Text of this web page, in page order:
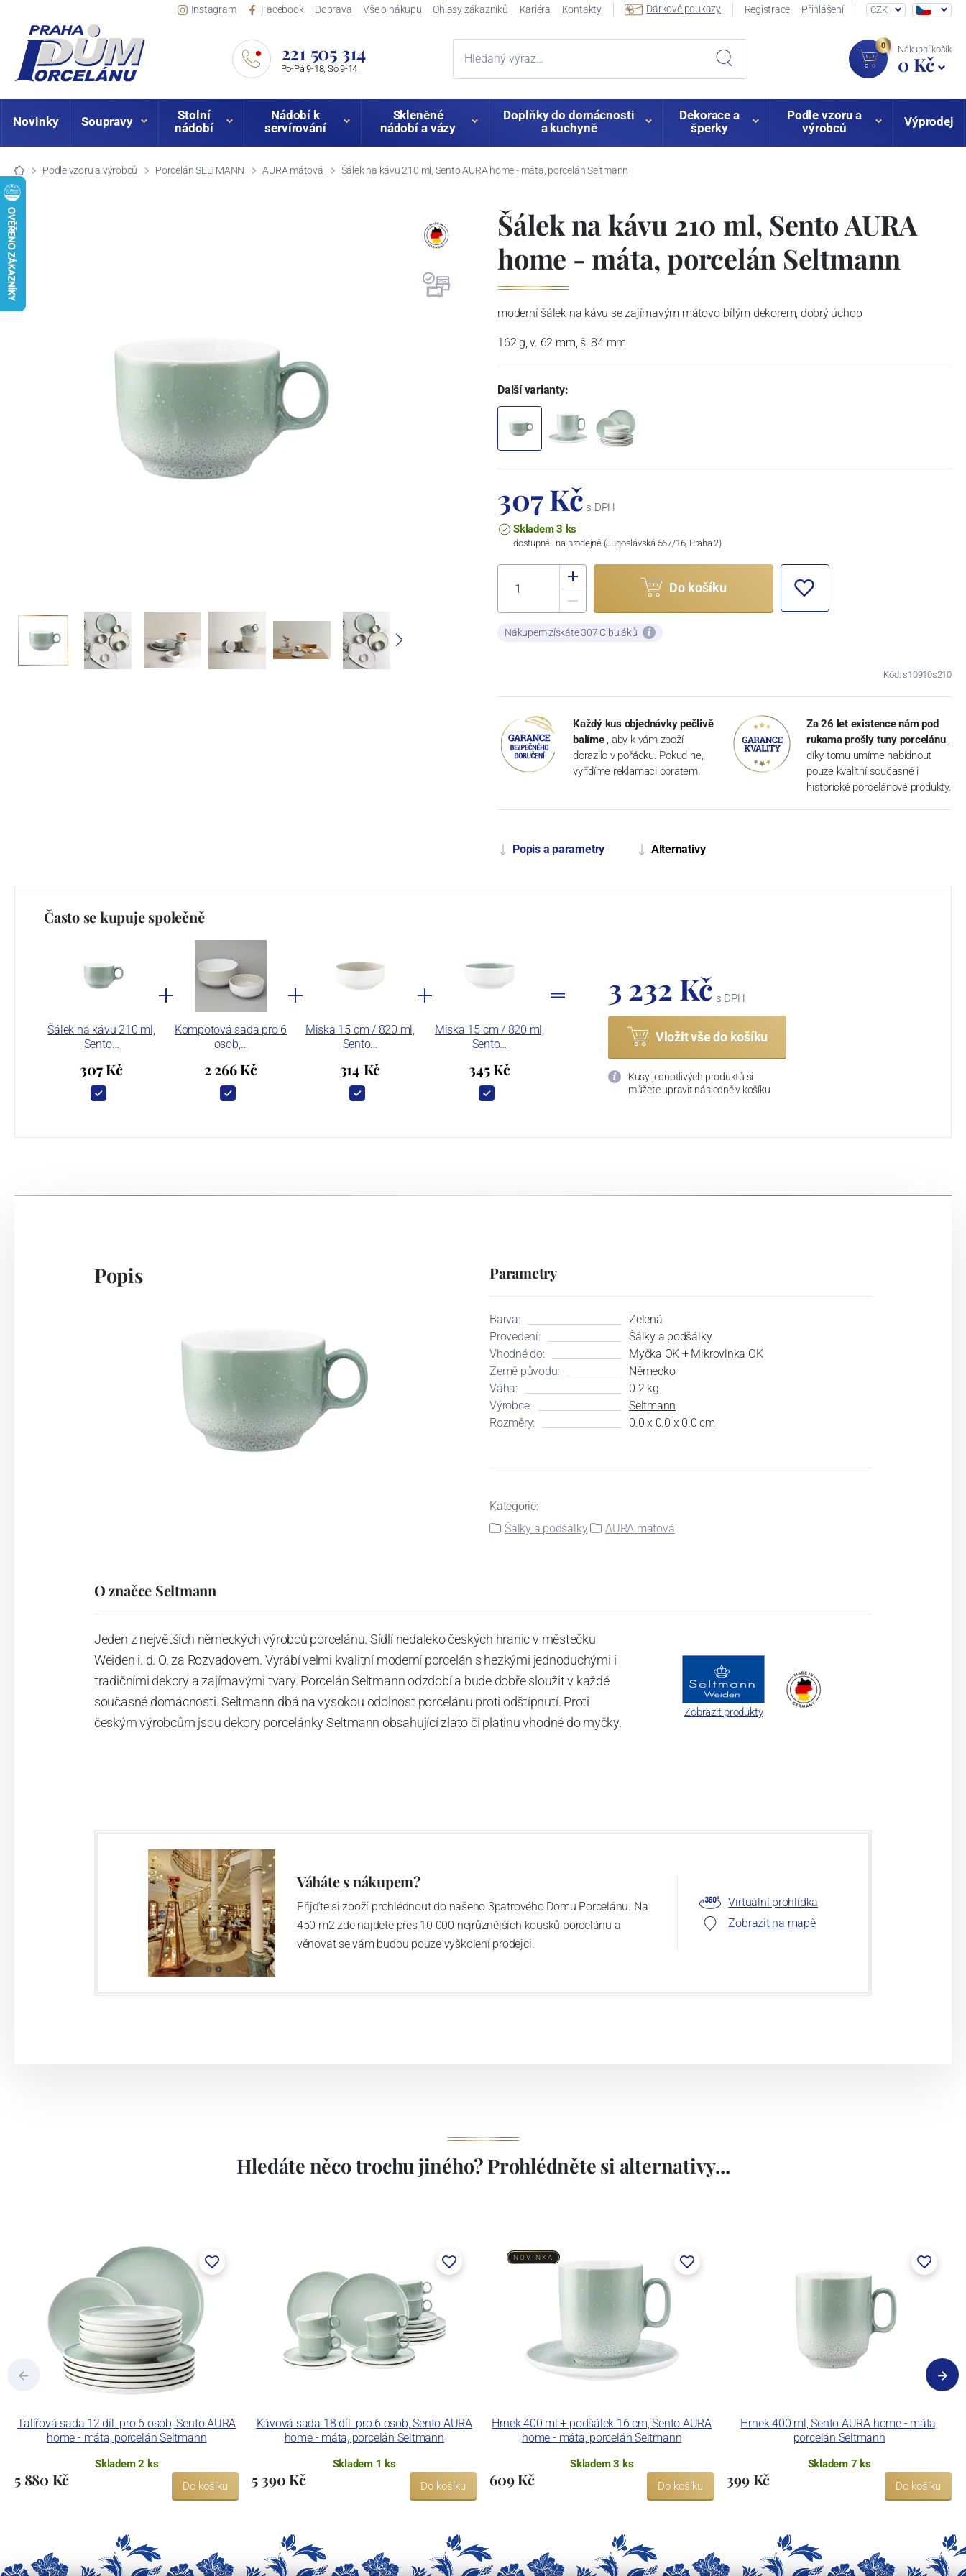
Instagram Facebook Doprava Vše o nákupu Ohlasy zákazníků Kariéra Kontakty Dárkové poukazy Registrace Přihlášení CZK
221 505 314
Po-Pá 9-18, So 9-14
0 Nákupní košík
0 Kč
Novinky Soupravy
Stolní
nádobí
Nádobí k
servírování
Skleněné
nádobí a vázy
Doplňky do domácnosti
a kuchyně
Dekorace a
šperky
Podle vzoru a
výrobců
Výprodej
Podle vzoru a výrobců Porcelán SELTMANN AURA mátová Šálek na kávu 210 ml, Sento AURA home - máta, porcelán Seltmann
Šálek na kávu 210 ml, Sento AURA
home - máta, porcelán Seltmann
moderní šálek na kávu se zajímavým mátovo-bílým dekorem, dobrý úchop
162 g, v. 62 mm, š. 84 mm
Další varianty:
307 Kč s DPH
Skladem 3 ks
dostupné i na prodejně (Jugoslávská 567/16, Praha 2)
Do košíku
Nákupem získáte 307 Cibuláků
Kód: s10910s210
Každý kus objednávky pečlivě
balíme , aby k vám zboží
dorazilo v pořádku. Pokud ne,
vyřídíme reklamaci obratem.
Za 26 let existence nám pod
rukama prošly tuny porcelánu ,
díky tomu umíme nabídnout
pouze kvalitní současné i
historické porcelánové produkty.
Popis a parametry Alternativy
Často se kupuje společně
Šálek na kávu 210 ml,
Sento…
307 Kč
Kompotová sada pro 6
osob,…
2 266 Kč
Miska 15 cm / 820 ml,
Sento…
314 Kč
Miska 15 cm / 820 ml,
Sento…
345 Kč
3 232 Kč s DPH
Vložit vše do košíku
Kusy jednotlivých produktů si
můžete upravit následně v košíku
Popis Parametry
Barva:
Zelená
Provedení:
Šálky a podšálky
Vhodné do:
Myčka OK + Mikrovlnka OK
Země původu:
Německo
Váha:
0.2 kg
Výrobce:
Seltmann
Rozměry:
0.0 x 0.0 x 0.0 cm
Kategorie:
Šálky a podšálky
AURA mátová
O značce Seltmann
Jeden z největších německých výrobců porcelánu. Sídlí nedaleko českých hranic v městečku
Weiden i. d. O. za Rozvadovem. Vyrábí velmi kvalitní moderní porcelán s hezkými jednoduchými i
tradičními dekory a zajímavými tvary. Porcelán Seltmann odzdobí a bude dobře sloužit v každé
současné domácnosti. Seltmann dbá na vysokou odolnost porcelánu proti odštípnutí. Proti
českým výrobcům jsou dekory porcelánky Seltmann obsahující zlato či platinu vhodné do myčky.
Zobrazit produkty
Váháte s nákupem?
Přijďte si zboží prohlédnout do našeho 3patrového Domu Porcelánu. Na
450 m2 zde najdete přes 10 000 nejrůznějších kousků porcelánu a
věnovat se vám budou pouze vyškolení prodejci.
Virtuální prohlídka
Zobrazit na mapě
Hledáte něco trochu jiného? Prohlédněte si alternativy...
Talířová sada 12 díl. pro 6 osob, Sento AURA
home - máta, porcelán Seltmann
Skladem 2 ks
5 880 Kč Do košíku
Kávová sada 18 díl. pro 6 osob, Sento AURA
home - máta, porcelán Seltmann
Skladem 1 ks
5 390 Kč Do košíku
Hrnek 400 ml + podšálek 16 cm, Sento AURA
home - máta, porcelán Seltmann
NOVINKA
Skladem 3 ks
609 Kč Do košíku
Hrnek 400 ml, Sento AURA home - máta,
porcelán Seltmann
Skladem 7 ks
399 Kč Do košíku